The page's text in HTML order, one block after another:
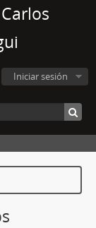
Iniciar sesión